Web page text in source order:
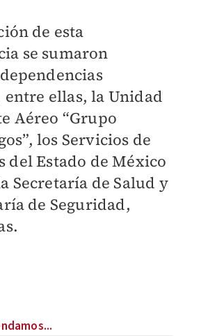
de esta
se sumaron
entre ellas, la Unidad
Aéreo “Grupo
los Servicios de
del Estado de México
Secretaría de Salud y
de Seguridad,